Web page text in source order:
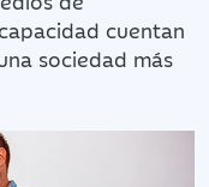
cuentan
sociedad más